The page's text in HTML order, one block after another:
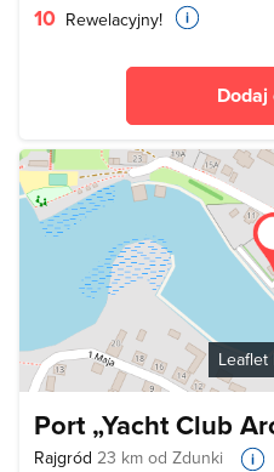
10 Rewelacyjny!
Leaflet
Port „Yacht Club
Rajgród 23 km od Zdunki